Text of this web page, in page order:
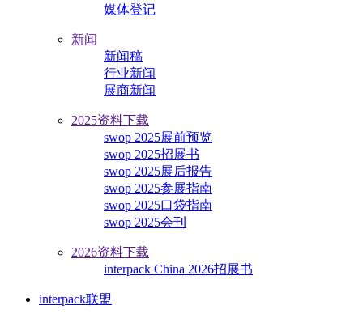
媒体登记
新闻
新闻稿
行业新闻
展商新闻
2025资料下载
swop 2025展前预览
swop 2025招展书
swop 2025展后报告
swop 2025参展指南
swop 2025口袋指南
swop 2025会刊
2026资料下载
interpack China 2026招展书
interpack联盟